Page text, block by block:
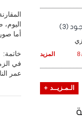
أما
خاتمة:
في
عمر
(3)
المزيد
الـمـزيــد +